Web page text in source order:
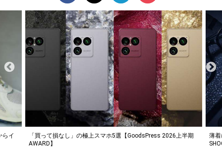
イ
「買って損なし」の極上スマホ5選【GoodsPress 2026上半期
AWARD】
薄着